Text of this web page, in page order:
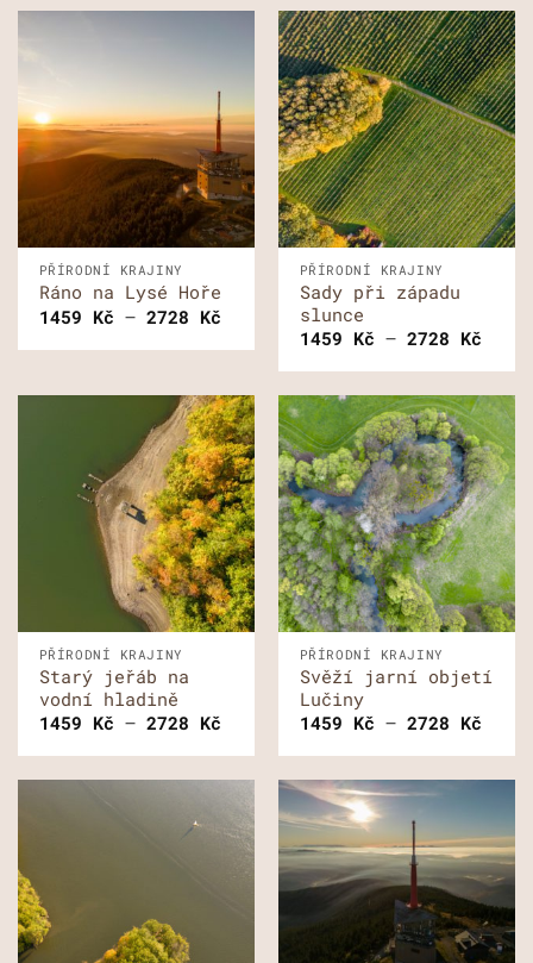
2728
PŘÍRODNÍ KRAJINY
Ráno na Lysé Hoře
1459 Kč – 2728 KčRozpětí
1459 Kč
PŘÍRODNÍ KRAJINY
Sady při západu
slunce
1459 Kč – 2728 Kč
1459
2728
PŘÍRODNÍ KRAJINY
Starý jeřáb na
vodní hladině
1459 Kč – 2728 KčRozpětí
1459 Kč
2728 Kč
PŘÍRODNÍ KRAJINY
Svěží jarní objetí
Lučiny
1459 Kč – 2728 Kč
1459